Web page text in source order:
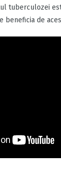
tuberculozei
beneficia de